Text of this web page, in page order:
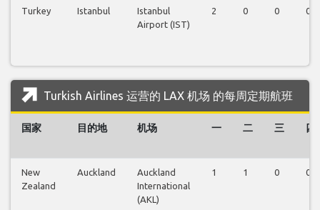
Turkey Istanbul
Istanbul
Airport (IST)
2 0 0 0
Turkish Airlines 运营的 LAX 机场 的每周定期航班
国家 目的地 机场 一 二 三 四
New
Zealand
Auckland
Auckland
International
(AKL)
1 1 0 0